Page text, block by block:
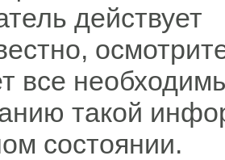
действует
все
такой
состоянии.